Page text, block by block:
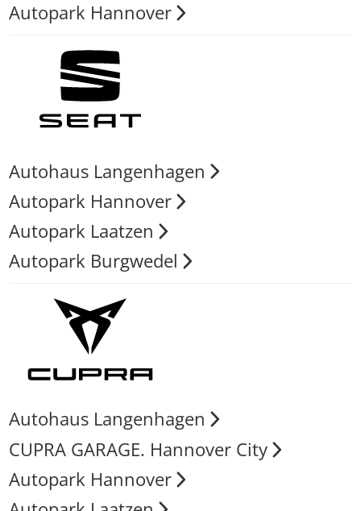
Autopark Hannover
Autohaus Langenhagen
Autopark Hannover
Autopark Laatzen
Autopark Burgwedel
Autohaus Langenhagen
CUPRA GARAGE. Hannover City
Autopark Hannover